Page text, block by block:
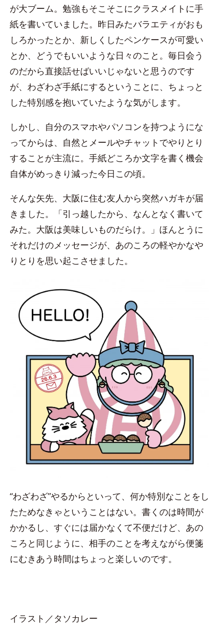
が大ブーム。勉強もそこそこにクラスメイトに手
紙を書いていました。昨日みたバラエティがおも
しろかったとか、新しくしたペンケースが可愛い
とか、どうでもいいような日々のこと。毎日会う
のだから直接話せばいいじゃないと思うのです
が、わざわざ手紙にするということに、ちょっと
した特別感を抱いていたような気がします。
しかし、自分のスマホやパソコンを持つようにな
ってからは、自然とメールやチャットでやりとり
することが主流に。手紙どころか文字を書く機会
自体がめっきり減った今日この頃。
そんな矢先、大阪に住む友人から突然ハガキが届
きました。「引っ越したから、なんとなく書いて
みた。大阪は美味しいものだらけ。」ほんとうに
それだけのメッセージが、あのころの軽やかなや
りとりを思い起こさせました。
“わざわざ”やるからといって、何か特別なことをし
たためなきゃということはない。書くのは時間が
かかるし、すぐには届かなくて不便だけど、あの
ころと同じように、相手のことを考えながら便箋
にむきあう時間はちょっと楽しいのです。
イラスト／タソカレー